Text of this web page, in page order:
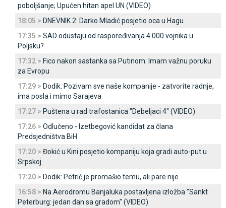
poboljšanje; Upućen hitan apel UN (VIDEO)
18:05 > DNEVNIK 2: Darko Mladić posjetio oca u Hagu
17:35 > SAD odustaju od raspoređivanja 4.000 vojnika u
Poljsku?
17:32 > Fico nakon sastanka sa Putinom: Imam važnu poruku
za Evropu
17:29 > Dodik: Pozivam sve naše kompanije - zatvorite radnje,
ima posla i mimo Sarajeva
17:27 > Puštena u rad trafostanica "Debeljaci 4" (VIDEO)
17:26 > Odlučeno - Izetbegović kandidat za člana
Predsjedništva BiH
17:20 > Đokić u Kini posjetio kompaniju koja gradi auto-put u
Srpskoj
17:20 > Dodik: Petrič je promašio temu, ali pare nije
16:58 > Na Aerodromu Banjaluka postavljena izložba "Sankt
Peterburg: jedan dan sa gradom" (VIDEO)